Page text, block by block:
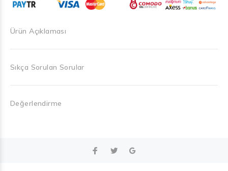
Ürün Açıklaması
Sıkça Sorulan Sorular
Değerlendirme